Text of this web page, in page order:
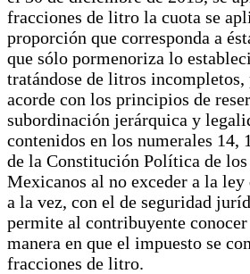
fracciones de litro la cuota se
proporción que corresponda a
que sólo pormenoriza lo
tratándose de litros incompletos,
acorde con los principios de
subordinación jerárquica y
contenidos en los numerales 14,
de la Constitución Política de los
Mexicanos al no exceder a la
a la vez, con el de seguridad
permite al contribuyente
manera en que el impuesto se
fracciones de litro.